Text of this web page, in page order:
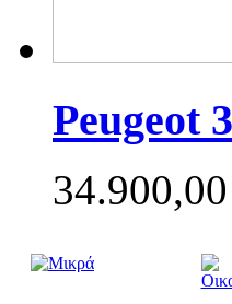
Peugeot